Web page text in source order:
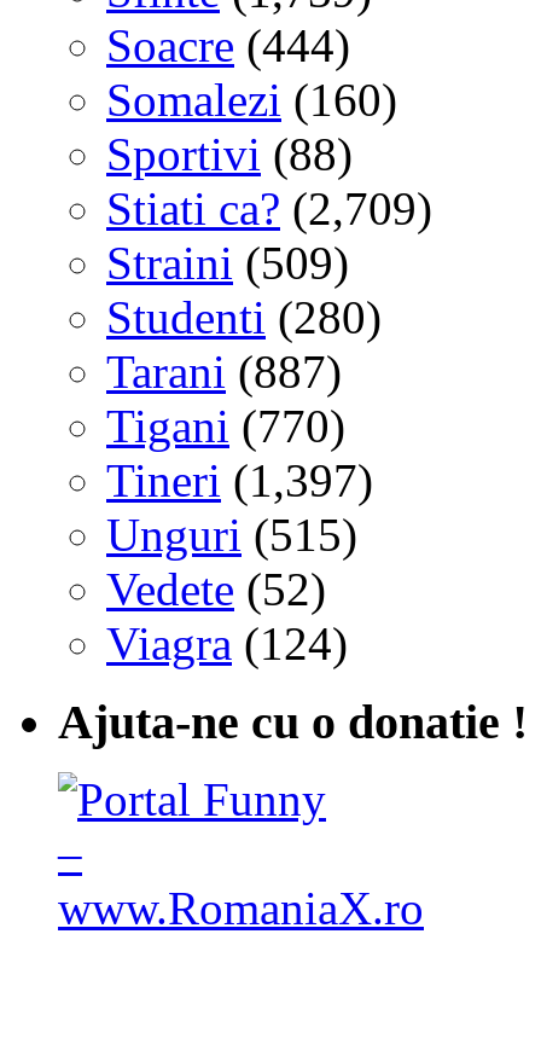
Soacre (444)
Somalezi (160)
Sportivi (88)
Stiati ca? (2,709)
Straini (509)
Studenti (280)
Tarani (887)
Tigani (770)
Tineri (1,397)
Unguri (515)
Vedete (52)
Viagra (124)
Ajuta-ne cu o donatie !